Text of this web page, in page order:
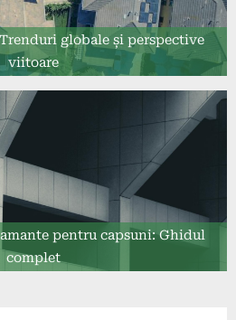
globale și perspective
viitoare
pentru capsuni: Ghidul
complet